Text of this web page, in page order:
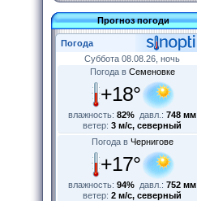
Прогноз погоди
Погода
Суббота 08.08.26, ночь
Погода в Семеновке
+18°
влажность: 82% давл.: 748 мм
ветер: 3 м/с, северный
Погода в Чернигове
+17°
влажность: 94% давл.: 752 мм
ветер: 2 м/с, северный